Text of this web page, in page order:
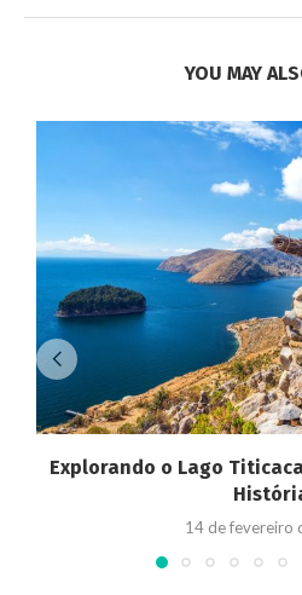
YOU MAY
Explorando o Lago
14 de fevereiro